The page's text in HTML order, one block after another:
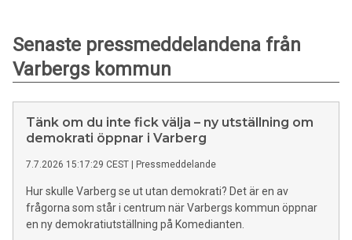
Senaste pressmeddelandena från
Varbergs kommun
Tänk om du inte fick välja – ny utställning om
demokrati öppnar i Varberg
7.7.2026 15:17:29 CEST Pressmeddelande
Hur skulle Varberg se ut utan demokrati? Det är en av
frågorna som står i centrum när Varbergs kommun öppnar
en ny demokratiutställning på Komedianten.